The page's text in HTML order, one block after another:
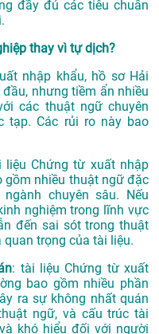
đầy đủ các tiêu chuẩn
thay vì tự dịch?
nhập khẩu, hồ sơ Hải
nhưng tiềm ẩn nhiều
các thuật ngữ chuyên
tạp. Các rủi ro này bao
liệu Chứng từ xuất nhập
gồm nhiều thuật ngữ đặc
chuyên sâu. Nếu
nghiệm trong lĩnh vực
đến sai sót trong thuật
trọng của tài liệu.
: tài liệu Chứng từ xuất
bao gồm nhiều phần
ra sự không nhất quán
ngữ, và cấu trúc tài
khó hiểu đối với người